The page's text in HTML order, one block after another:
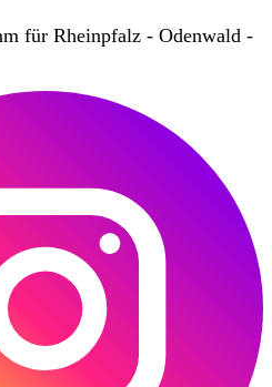
für Rheinpfalz - Odenwald -